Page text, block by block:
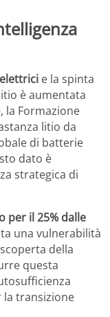
e la spinta
è aumentata
la Formazione
litio da
di batterie
dato è
strategica di
per il 25% dalle
una vulnerabilità
della
questa
la transizione